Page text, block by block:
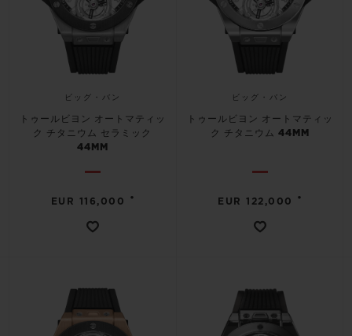
ビッグ・バン
トゥールビヨン オートマティッ
ク チタニウム セラミック
44MM
EUR 116,000 •
ビッグ・バン
トゥールビヨン オートマティッ
ク チタニウム 44MM
EUR 122,000 •